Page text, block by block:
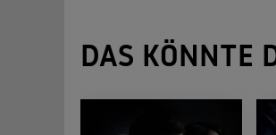
DAS KÖNNTE